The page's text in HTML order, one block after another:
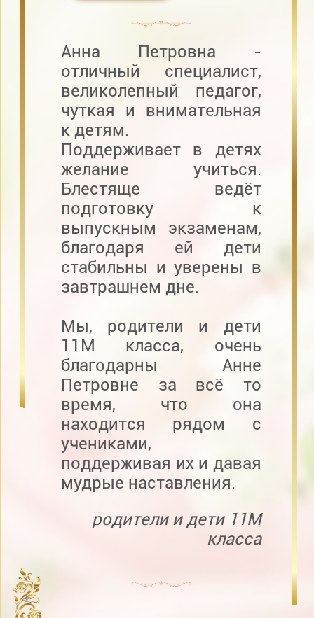
Анна Петровна -
отличный специалист,
великолепный педагог,
чуткая и внимательная
к детям.
Поддерживает в детях
желание учиться.
Блестяще ведёт
подготовку к
выпускным экзаменам,
благодаря ей дети
стабильны и уверены в
завтрашнем дне.
Мы, родители и дети
11М класса, очень
благодарны Анне
Петровне за всё то
время, что она
находится рядом с
учениками,
поддерживая их и давая
мудрые наставления.
родители и дети 11М
класса